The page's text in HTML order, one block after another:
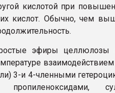
кислотой при
кислот. Обычно, чем
эфиры целлюлозы
3-и 4-членными